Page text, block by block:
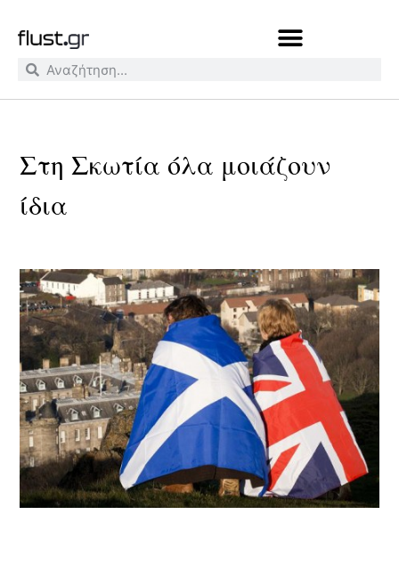
Στη Σκωτία όλα μοιάζουν
ίδια